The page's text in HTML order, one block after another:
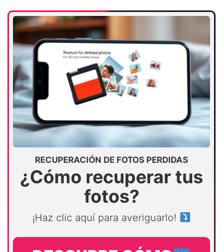
RECUPERACIÓN DE FOTOS PERDIDAS
¿Cómo recuperar tus
fotos?
¡Haz clic aquí para averiguarlo!